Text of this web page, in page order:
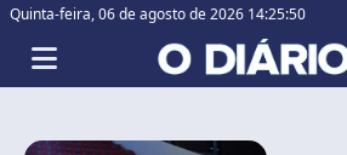
Quinta-feira,06 de agosto de 2026 14:25:50